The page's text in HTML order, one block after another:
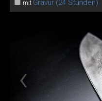
mit Gravur (24 Stunden)